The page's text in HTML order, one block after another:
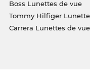
Boss Lunettes de vue
Tommy Hilfiger
Carrera Lunettes de vue